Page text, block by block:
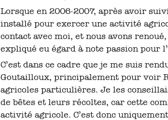
Lorsque en 2006-2007, après avoir
installé pour exercer une activité
contact avec moi, et nous avons
expliqué eu égard à note passion pour
C’est dans ce cadre que je me suis
Goutailloux, principalement pour voir
agricoles particulières. Je les
de bêtes et leurs récoltes, car cette
activité agricole. C’est donc